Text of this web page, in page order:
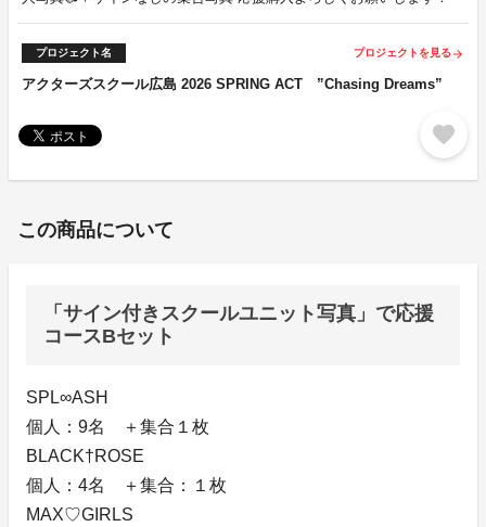
プロジェクト名 プロジェクトを見る arrow_forward
アクターズスクール広島 2026 SPRING ACT ”Chasing Dreams”
favorite
この商品について
「サイン付きスクールユニット写真」で応援
コースBセット
SPL∞ASH
個人：9名 ＋集合１枚
BLACK†ROSE
個人：4名 ＋集合：１枚
MAX♡GIRLS